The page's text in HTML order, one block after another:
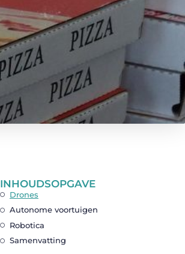
INHOUDSOPGAVE
Drones
Autonome voortuigen
Robotica
Samenvatting